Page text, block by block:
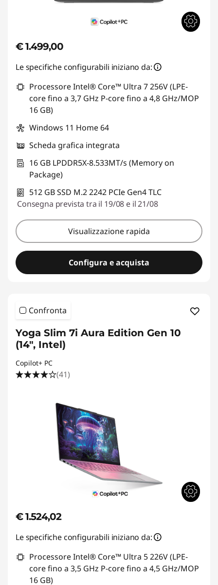
€ 1.499,00
Le specifiche configurabili iniziano da:
Processore Intel® Core™ Ultra 7 256V (LPE-
core fino a 3,7 GHz P-core fino a 4,8 GHz/MOP
16 GB)
Windows 11 Home 64
Scheda grafica integrata
16 GB LPDDR5X-8.533MT/s (Memory on
Package)
512 GB SSD M.2 2242 PCIe Gen4 TLC
Consegna prevista tra il 19/08 e il 21/08
Visualizzazione rapida
Configura e acquista
Confronta
Yoga Slim 7i Aura Edition Gen 10
(14", Intel)
Copilot+ PC
(41)
€ 1.524,02
Le specifiche configurabili iniziano da:
Processore Intel® Core™ Ultra 5 226V (LPE-
core fino a 3,5 GHz P-core fino a 4,5 GHz/MOP
16 GB)